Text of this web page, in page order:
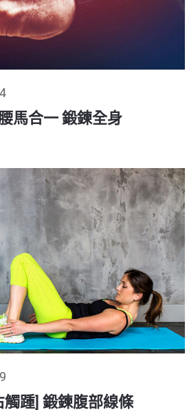
馬合一 鍛鍊全身
觸踵] 鍛鍊腹部線條